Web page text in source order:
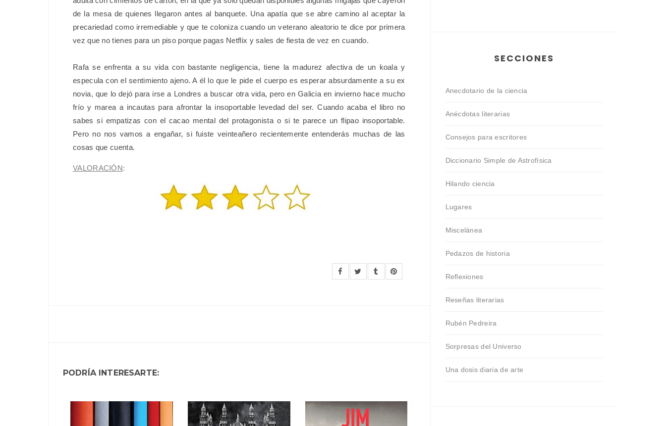
de la mesa de quienes llegaron antes al banquete. Una apatía que se abre camino al aceptar la
precariedad como irremediable y que te coloniza cuando un veterano aleatorio te dice por primera
vez que no tienes para un piso porque pagas Netflix y sales de fiesta de vez en cuando.
Rafa se enfrenta a su vida con bastante negligencia, tiene la madurez afectiva de un koala y
especula con el sentimiento ajeno. A él lo que le pide el cuerpo es esperar absurdamente a su ex
novia, que lo dejó para irse a Londres a buscar otra vida, pero en Galicia en invierno hace mucho
frío y marea a incautas para afrontar la insoportable levedad del ser. Cuando acaba el libro no
sabes si empatizas con el cacao mental del protagonista o si te parece un flipao insoportable.
Pero no nos vamos a engañar, si fuiste veinteañero recientemente entenderás muchas de las
cosas que cuenta.
VALORACIÓN:
PODRÍA INTERESARTE:
SECCIONES
Anecdotario de la ciencia
Anécdotas literarias
Consejos para escritores
Diccionario Simple de Astrofísica
Hilando ciencia
Lugares
Miscelánea
Pedazos de historia
Reflexiones
Reseñas literarias
Rubén Pedreira
Sorpresas del Universo
Una dosis diaria de arte